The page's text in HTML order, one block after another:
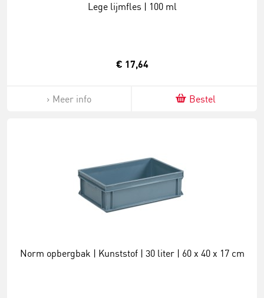
Lege lijmfles | 100 ml
€ 17,64
Meer info Bestel
Norm opbergbak | Kunststof | 30 liter | 60 x 40 x 17 cm